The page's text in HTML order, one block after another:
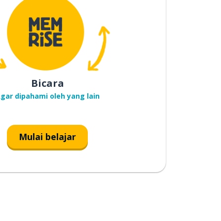
Bicara
dipahami oleh yang lain
Mulai belajar